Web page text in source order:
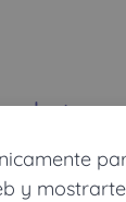
y mostrarte
datos